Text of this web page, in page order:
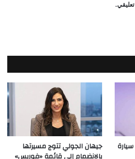
جيهان الجولي تتوج مسيرتها